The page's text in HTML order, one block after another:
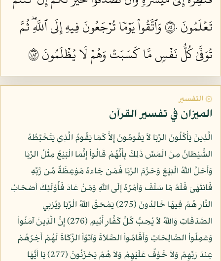
تَعۡلَمُونَ ٢٨٠
وَٱتَّقُواْ يَوۡمٗا تُرۡجَعُونَ فِيهِ إِلَى ٱللَّهِۖ ثُمَّ
تُوَفَّىٰ كُلُّ نَفۡسٖ مَّا كَسَبَتۡ وَهُمۡ لَا يُظۡلَمُونَ ٢٨١
۞ التفسير
الميزان في تفسير القرآن
الَّذِينَ يَأْكُلُونَ الرِّبَا لاَ يَقُومُونَ إِلاَّ كَمَا يَقُومُ الَّذِي يَتَخَبَّطُهُ
الشَّيْطَانُ مِنَ الْمَسِّ ذَلِكَ بِأَنَّهُمْ قَالُواْ إِنَّمَا الْبَيْعُ مِثْلُ الرِّبَا
وَأَحَلَّ اللّهُ الْبَيْعَ وَحَرَّمَ الرِّبَا فَمَن جَاءهُ مَوْعِظَةٌ مِّن رَّبِّهِ
فَانتَهَىَ فَلَهُ مَا سَلَفَ وَأَمْرُهُ إِلَى اللّهِ وَمَنْ عَادَ فَأُوْلَئِكَ أَصْحَابُ
النَّارِ هُمْ فِيهَا خَالِدُونَ (275) يَمْحَقُ اللّهُ الْرِّبَا وَيُرْبِي
الصَّدَقَاتِ وَاللّهُ لاَ يُحِبُّ كُلَّ كَفَّارٍ أَثِيمٍ (276) إِنَّ الَّذِينَ آمَنُواْ
وَعَمِلُواْ الصَّالِحَاتِ وَأَقَامُواْ الصَّلاَةَ وَآتَوُاْ الزَّكَاةَ لَهُمْ أَجْرُهُمْ
عِندَ رَبِّهِمْ وَلاَ خَوْفٌ عَلَيْهِمْ وَلاَ هُمْ يَحْزَنُونَ (277) يَا أَيُّهَا